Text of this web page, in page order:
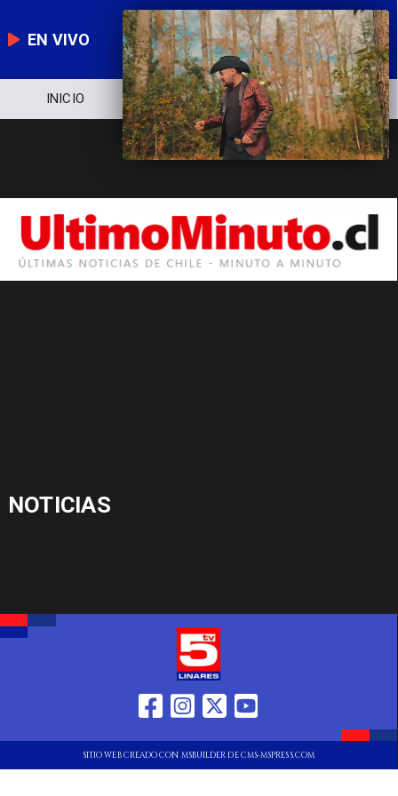
EN VIVO
INICIO NOTICIERO POLÍTICA
NOTICIAS
SITIO WEB CREADO CON MSBUILDER DE CMS-MSPRESS.COM